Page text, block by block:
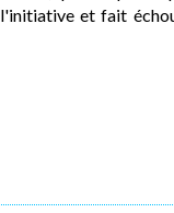
et fait